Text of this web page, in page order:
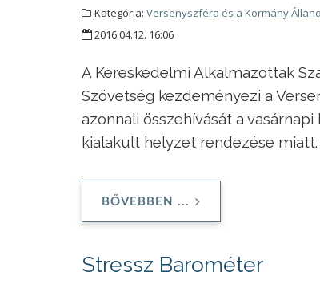
Kategória: Versenyszféra és a Kormány
2016.04.12. 16:06
A Kereskedelmi Alkalmazottak
Szövetség kezdeményezi a
azonnali összehívását a
kialakult helyzet rendezése miatt.
BŐVEBBEN ...
Stressz Barométer